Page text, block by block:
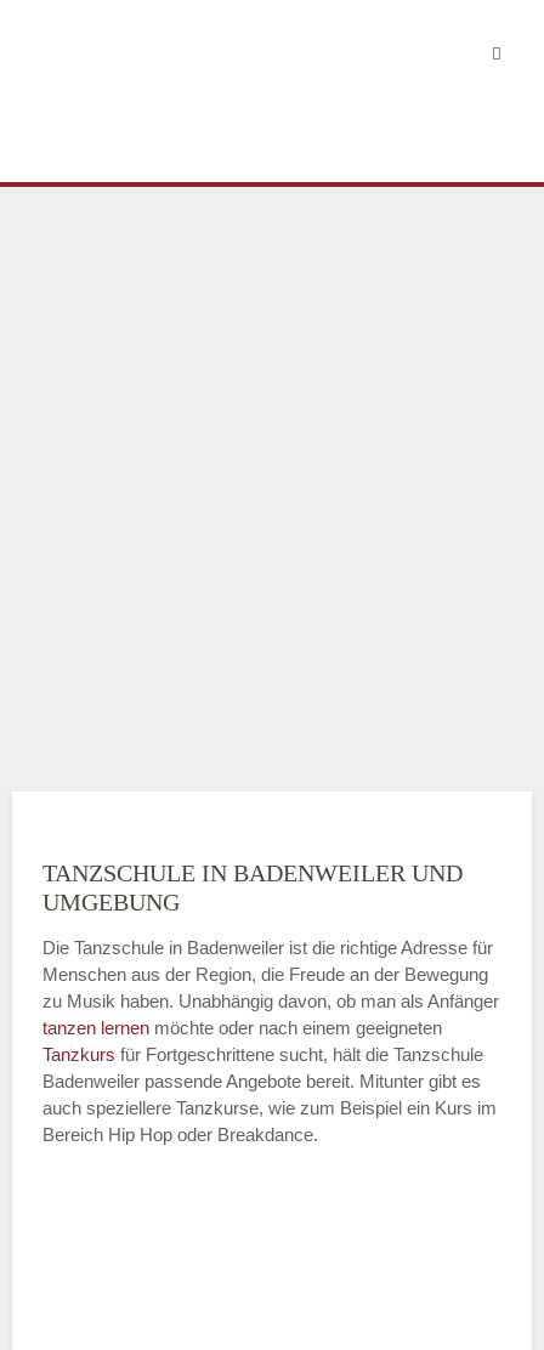
TANZSCHULE IN BADENWEILER UND
UMGEBUNG
Die Tanzschule in Badenweiler ist die richtige Adresse für
Menschen aus der Region, die Freude an der Bewegung
zu Musik haben. Unabhängig davon, ob man als Anfänger
tanzen lernen möchte oder nach einem geeigneten
Tanzkurs für Fortgeschrittene sucht, hält die Tanzschule
Badenweiler passende Angebote bereit. Mitunter gibt es
auch speziellere Tanzkurse, wie zum Beispiel ein Kurs im
Bereich Hip Hop oder Breakdance.